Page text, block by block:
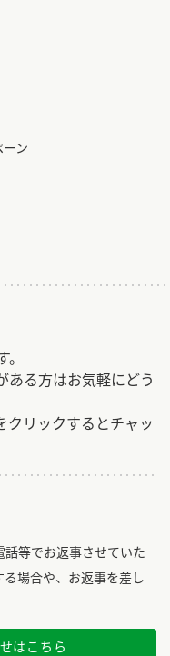
ン
ある方はお気軽にどう
クリックするとチャッ
等でお返事させていた
場合や、お返事を差し
はこちら